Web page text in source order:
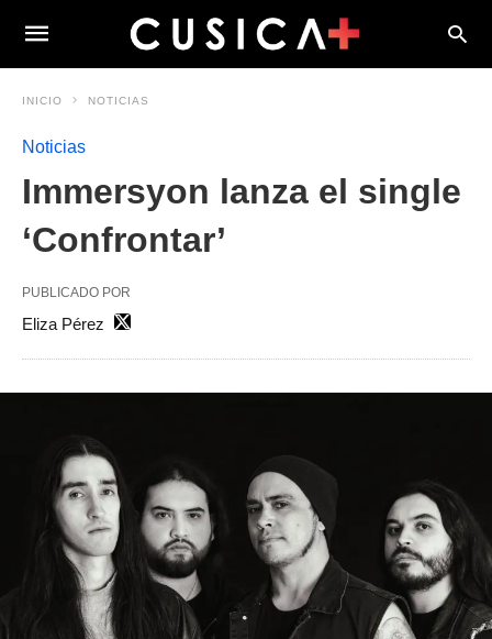
INICIO NOTICIAS
Noticias
Immersyon lanza el single
‘Confrontar’
PUBLICADO POR
Eliza Pérez